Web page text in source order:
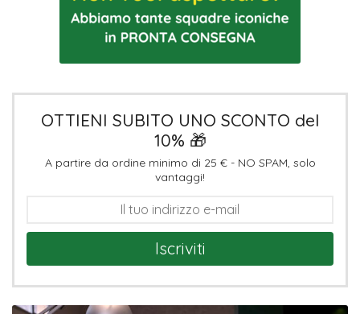
OTTIENI SUBITO UNO SCONTO del
10% 🎁
A partire da ordine minimo di 25 € - NO SPAM, solo
vantaggi!
Iscriviti